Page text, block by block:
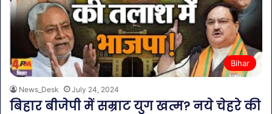
Bihar
News_Desk July 24, 2024
बिहार बीजेपी में सम्राट युग खत्म? नये चेहरे की